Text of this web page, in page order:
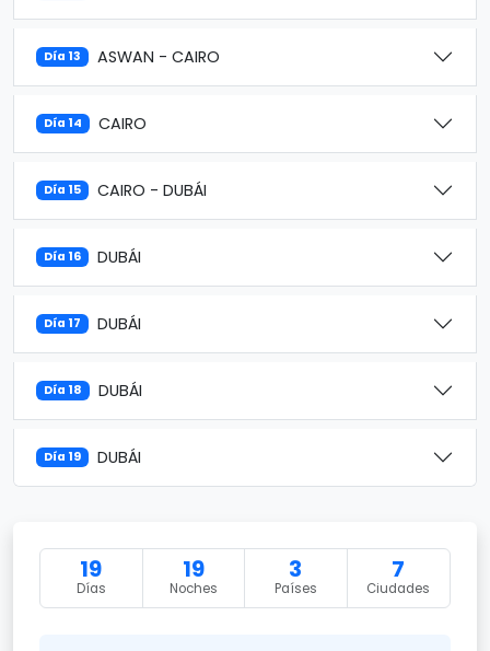
Día 13 ASWAN - CAIRO
Día 14 CAIRO
Día 15 CAIRO - DUBÁI
Día 16 DUBÁI
Día 17 DUBÁI
Día 18 DUBÁI
Día 19 DUBÁI
19
Días
19
Noches
3
Países
7
Ciudades